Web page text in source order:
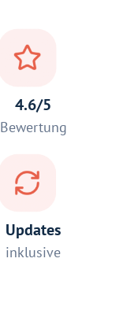
4.6/5
Bewertung
Updates
inklusive